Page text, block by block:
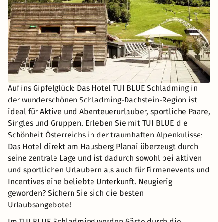
Auf ins Gipfelglück: Das Hotel TUI BLUE Schladming in
der wunderschönen Schladming-Dachstein-Region ist
ideal für Aktive und Abenteuerurlauber, sportliche Paare,
Singles und Gruppen. Erleben Sie mit TUI BLUE die
Schönheit Österreichs in der traumhaften Alpenkulisse:
Das Hotel direkt am Hausberg Planai überzeugt durch
seine zentrale Lage und ist dadurch sowohl bei aktiven
und sportlichen Urlaubern als auch für Firmenevents und
Incentives eine beliebte Unterkunft. Neugierig
geworden? Sichern Sie sich die besten
Urlaubsangebote!